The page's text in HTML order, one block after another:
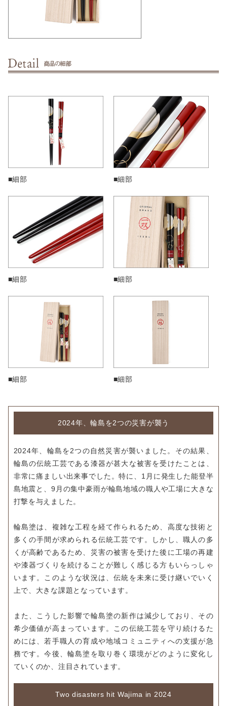
■細部 ■細部
■細部 ■細部
■細部 ■細部
2024年、輪島を2つの災害が襲う
2024年、輪島を2つの自然災害が襲いました。その結果、
輪島の伝統工芸である漆器が甚大な被害を受けたことは、
非常に痛ましい出来事でした。特に、1月に発生した能登半
島地震と、9月の集中豪雨が輪島地域の職人や工場に大きな
打撃を与えました。
輪島塗は、複雑な工程を経て作られるため、高度な技術と
多くの手間が求められる伝統工芸です。しかし、職人の多
くが高齢であるため、災害の被害を受けた後に工場の再建
や漆器づくりを続けることが難しく感じる方もいらっしゃ
います。このような状況は、伝統を未来に受け継いでいく
上で、大きな課題となっています。
また、こうした影響で輪島塗の新作は減少しており、その
希少価値が高まっています。この伝統工芸を守り続けるた
めには、若手職人の育成や地域コミュニティへの支援が急
務です。今後、輪島塗を取り巻く環境がどのように変化し
ていくのか、注目されています。
Two disasters hit Wajima in 2024